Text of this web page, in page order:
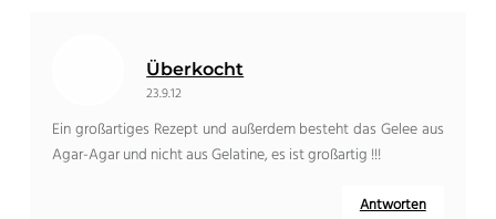
Überkocht
23.9.12
Ein großartiges Rezept und außerdem besteht das Gelee aus
Agar-Agar und nicht aus Gelatine, es ist großartig !!!
Antworten